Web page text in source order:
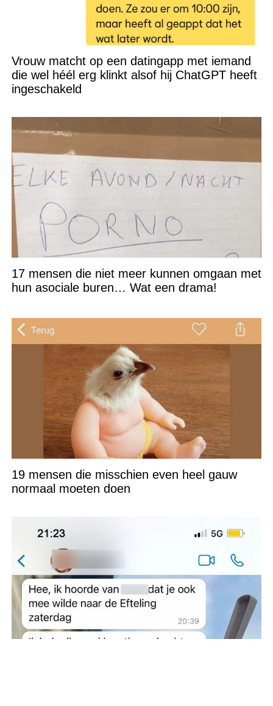
Vrouw matcht op een datingapp met iemand
die wel héél erg klinkt alsof hij ChatGPT heeft
ingeschakeld
17 mensen die niet meer kunnen omgaan met
hun asociale buren… Wat een drama!
19 mensen die misschien even heel gauw
normaal moeten doen